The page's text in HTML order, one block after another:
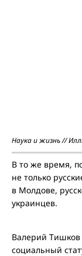
Наука и жизнь //
В то же время,
не только
в Молдове,
украинцев.
Валерий Тишков
социальный